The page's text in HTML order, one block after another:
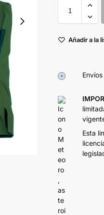
Añadir a la
Esta